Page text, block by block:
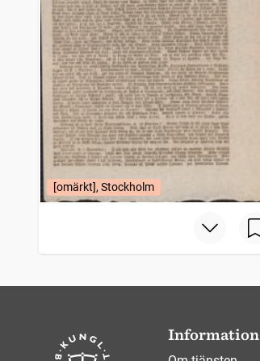
[omärkt], Stockholm
Information